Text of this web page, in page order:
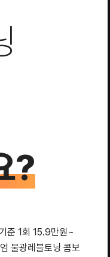
?
준 1회 15.9만원~
물광레블토닝 콤보